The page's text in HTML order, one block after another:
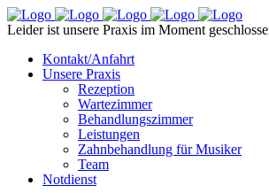
Leider ist unsere Praxis im Moment
Kontakt/Anfahrt
Unsere Praxis
Rezeption
Wartezimmer
Behandlungszimmer
Leistungen
Zahnbehandlung für Musiker
Team
Notdienst